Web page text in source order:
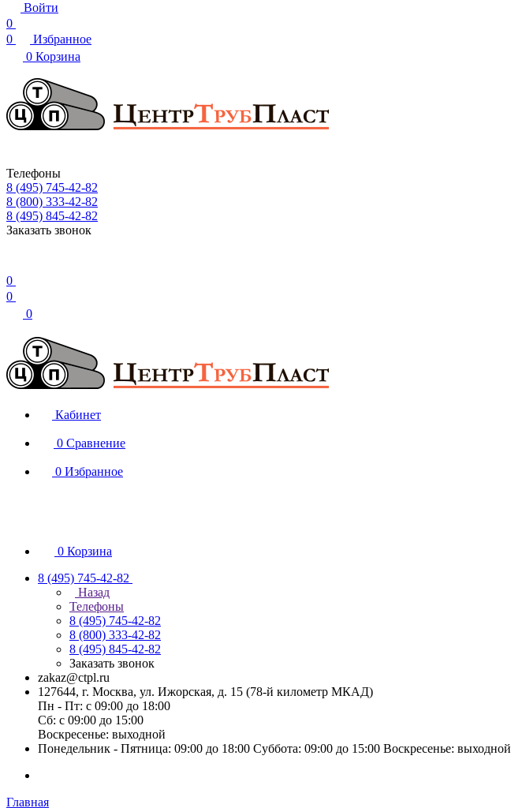
Войти
0
0
Избранное
0 Корзина
Телефоны
8 (495) 745-42-82
8 (800) 333-42-82
8 (495) 845-42-82
Заказать звонок
0
0
0
Кабинет
0 Сравнение
0 Избранное
0 Корзина
8 (495) 745-42-82
Назад
Телефоны
8 (495) 745-42-82
8 (800) 333-42-82
8 (495) 845-42-82
Заказать звонок
zakaz@ctpl.ru
127644, г. Москва, ул. Ижорская, д. 15 (78-й километр МКАД)
Пн - Пт: с 09:00 до 18:00
Сб: с 09:00 до 15:00
Воскресенье: выходной
Понедельник - Пятница: 09:00 до 18:00 Суббота: 09:00 до 15:00 Воскресенье: выходной
Главная